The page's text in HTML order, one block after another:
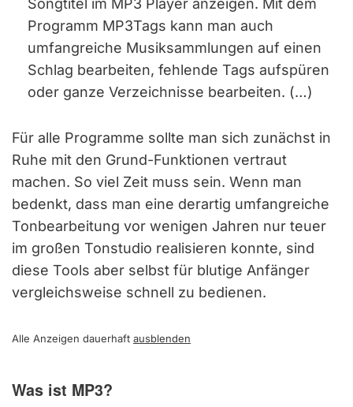
Songtitel im MP3 Player anzeigen. Mit dem
Programm MP3Tags kann man auch
umfangreiche Musiksammlungen auf einen
Schlag bearbeiten, fehlende Tags aufspüren
oder ganze Verzeichnisse bearbeiten. (…)
Für alle Programme sollte man sich zunächst in
Ruhe mit den Grund-Funktionen vertraut
machen. So viel Zeit muss sein. Wenn man
bedenkt, dass man eine derartig umfangreiche
Tonbearbeitung vor wenigen Jahren nur teuer
im großen Tonstudio realisieren konnte, sind
diese Tools aber selbst für blutige Anfänger
vergleichsweise schnell zu bedienen.
Alle Anzeigen dauerhaft ausblenden
Was ist MP3?